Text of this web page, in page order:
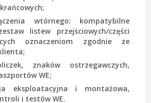
wtórnego: kompatybilne
listew przejściowych/części
oznaczeniom zgodnie ze
znaków ostrzegawczych,
WE;
eksploatacyjna i montażowa,
i testów WE.